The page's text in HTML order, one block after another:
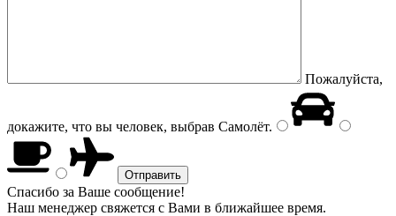
Пожалуйста,
докажите, что вы человек, выбрав Самолёт.
Спасибо за Ваше сообщение!
Наш менеджер свяжется с Вами в ближайшее время.